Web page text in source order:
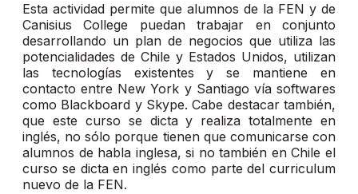
Esta actividad permite que alumnos de la FEN y de
Canisius College puedan trabajar en conjunto
desarrollando un plan de negocios que utiliza las
potencialidades de Chile y Estados Unidos, utilizan
las tecnologías existentes y se mantiene en
contacto entre New York y Santiago vía softwares
como Blackboard y Skype. Cabe destacar también,
que este curso se dicta y realiza totalmente en
inglés, no sólo porque tienen que comunicarse con
alumnos de habla inglesa, si no también en Chile el
curso se dicta en inglés como parte del curriculum
nuevo de la FEN.